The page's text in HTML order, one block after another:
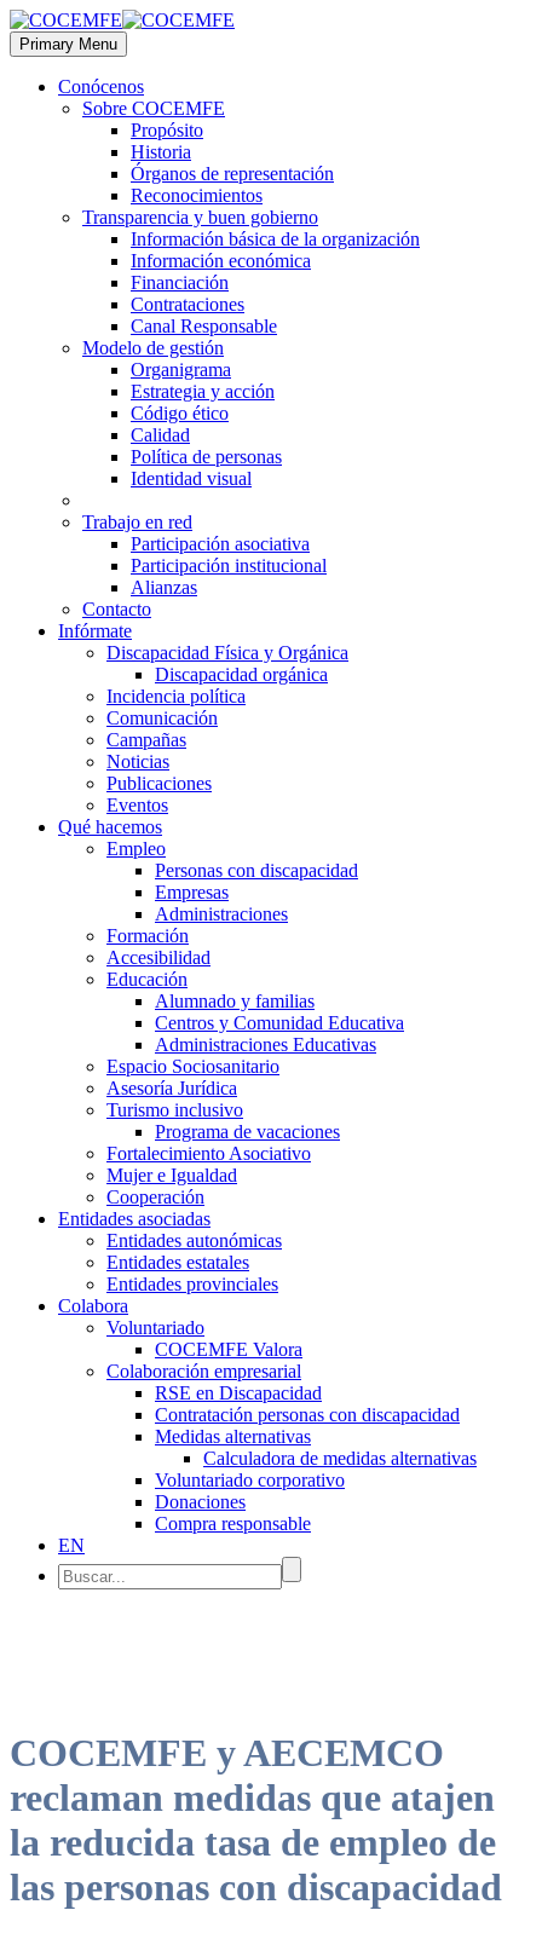
Primary Menu
Conócenos
Sobre COCEMFE
Propósito
Historia
Órganos de representación
Reconocimientos
Transparencia y buen gobierno
Información básica de la organización
Información económica
Financiación
Contrataciones
Canal Responsable
Modelo de gestión
Organigrama
Estrategia y acción
Código ético
Calidad
Política de personas
Identidad visual
Trabajo en red
Participación asociativa
Participación institucional
Alianzas
Contacto
Infórmate
Discapacidad Física y Orgánica
Discapacidad orgánica
Incidencia política
Comunicación
Campañas
Noticias
Publicaciones
Eventos
Qué hacemos
Empleo
Personas con discapacidad
Empresas
Administraciones
Formación
Accesibilidad
Educación
Alumnado y familias
Centros y Comunidad Educativa
Administraciones Educativas
Espacio Sociosanitario
Asesoría Jurídica
Turismo inclusivo
Programa de vacaciones
Fortalecimiento Asociativo
Mujer e Igualdad
Cooperación
Entidades asociadas
Entidades autonómicas
Entidades estatales
Entidades provinciales
Colabora
Voluntariado
COCEMFE Valora
Colaboración empresarial
RSE en Discapacidad
Contratación personas con discapacidad
Medidas alternativas
Calculadora de medidas alternativas
Voluntariado corporativo
Donaciones
Compra responsable
EN
COCEMFE y AECEMCO
reclaman medidas que atajen
la reducida tasa de empleo de
las personas con discapacidad